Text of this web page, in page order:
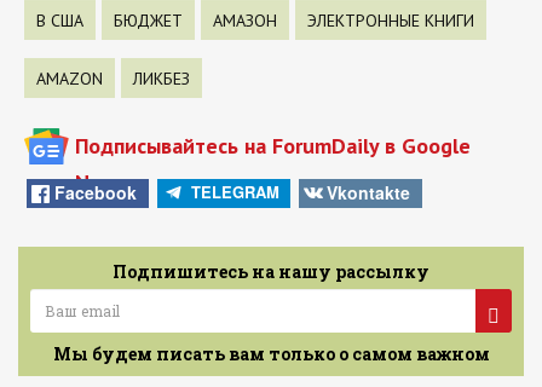
В США БЮДЖЕТ АМАЗОН ЭЛЕКТРОННЫЕ КНИГИ
AMAZON ЛИКБЕЗ
Подписывайтесь на ForumDaily в Google
News
Facebook TELEGRAM Vkontakte
Подпишитесь на нашу рассылку
Мы будем писать вам только о самом важном